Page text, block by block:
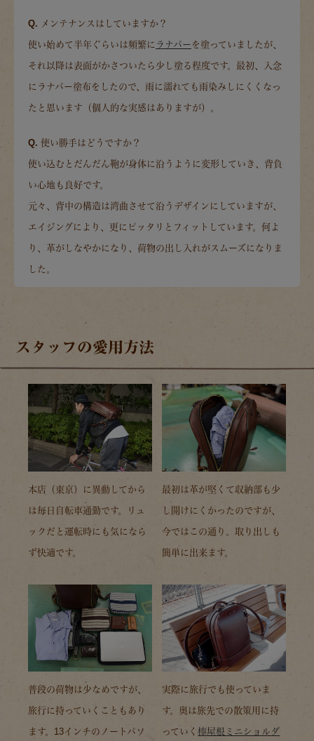
Q. メンテナンスはしていますか？
使い始めて半年ぐらいは頻繁に ラナパー を塗っていましたが、
それ以降は表面がかさついたら少し塗る程度です。最初、入念
にラナパー塗布をしたので、雨に濡れても雨染みしにくくなっ
たと思います（個人的な実感はありますが）。
Q. 使い勝手はどうですか？
使い込むとだんだん鞄が身体に沿うように変形していき、背負
い心地も良好です。
元々、背中の構造は湾曲させて沿うデザインにしていますが、
エイジングにより、更にピッタリとフィットしています。何よ
り、革がしなやかになり、荷物の出し入れがスムーズになりま
した。
スタッフの愛用方法
本店（東京）に異動してから
は毎日自転車通勤です。リュ
ックだと運転時にも気になら
ず快適です。
最初は革が堅くて収納部も少
し開けにくかったのですが、
今ではこの通り。取り出しも
簡単に出来ます。
普段の荷物は少なめですが、
旅行に持っていくこともあり
ます。13インチのノートパソ
実際に旅行でも使っていま
す。奥は旅先での散策用に持
っていく棒屋根ミニショルダ